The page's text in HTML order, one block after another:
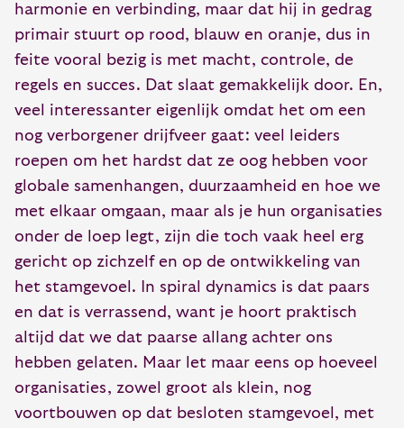
harmonie en verbinding, maar dat hij in gedrag
primair stuurt op rood, blauw en oranje, dus in
feite vooral bezig is met macht, controle, de
regels en succes. Dat slaat gemakkelijk door. En,
veel interessanter eigenlijk omdat het om een
nog verborgener drijfveer gaat: veel leiders
roepen om het hardst dat ze oog hebben voor
globale samenhangen, duurzaamheid en hoe we
met elkaar omgaan, maar als je hun organisaties
onder de loep legt, zijn die toch vaak heel erg
gericht op zichzelf en op de ontwikkeling van
het stamgevoel. In spiral dynamics is dat paars
en dat is verrassend, want je hoort praktisch
altijd dat we dat paarse allang achter ons
hebben gelaten. Maar let maar eens op hoeveel
organisaties, zowel groot als klein, nog
voortbouwen op dat besloten stamgevoel, met